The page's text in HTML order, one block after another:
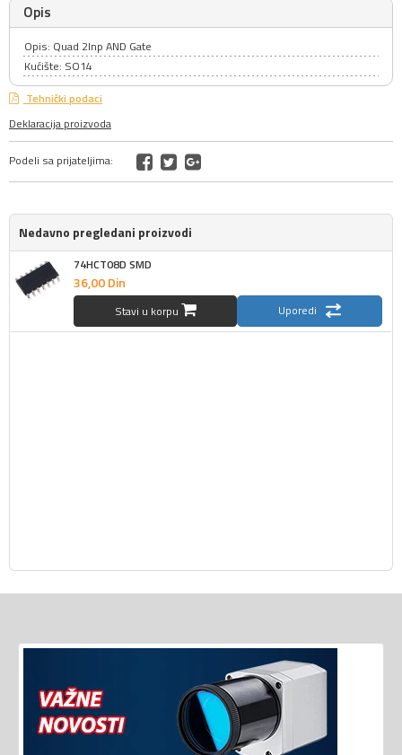
Opis
Opis: Quad 2Inp AND Gate
Kućište: SO14
Tehnički podaci
Deklaracija proizvoda
Podeli sa prijateljima:
Nedavno pregledani proizvodi
74HCT08D SMD
36,00Din
Stavi u korpu Uporedi